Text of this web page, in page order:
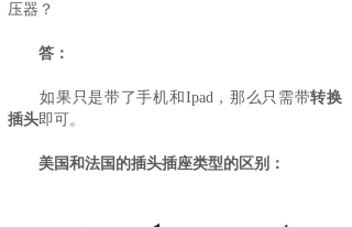
压器？
答：
如果只是带了手机和Ipad，那么只需带转换
插头即可。
美国和法国的插头插座类型的区别：